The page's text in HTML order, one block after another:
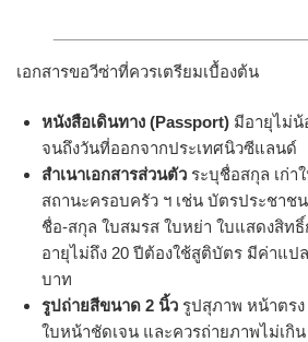
เอกสารขอวีซ่าที่ควรเตรียมเบื้องต้น
หนังสือเดินทาง (Passport) มีอายุไม่น้
จนถึงวันที่ออกจากประเทศนิวซีแลนด์
สำเนาเอกสารส่วนตัวระบุชื่อสกุล เก่า
สถานะครอบครัว ฯ เช่น บัตรประชาช
ชื่อ-สกุล ใบสมรส ใบหย่า ใบแสดงสิท
อายุไม่ถึง 20 ปีต้องใช้สูติบัตร มีค่าแป
บาท
รูปถ่ายสีขนาด 2 นิ้ว รูปสุภาพ หน้าตร
ใบหน้าชัดเจน และควรถ่ายภาพไม่เกิน